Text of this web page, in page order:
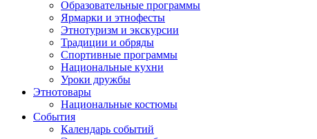
Образовательные программы
Ярмарки и этнофесты
Этнотуризм и экскурсии
Традиции и обряды
Спортивные программы
Национальные кухни
Уроки дружбы
Этнотовары
Национальные костюмы
События
Календарь событий